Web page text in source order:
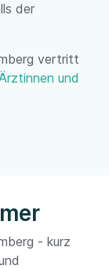
der
vertritt
und
- kurz